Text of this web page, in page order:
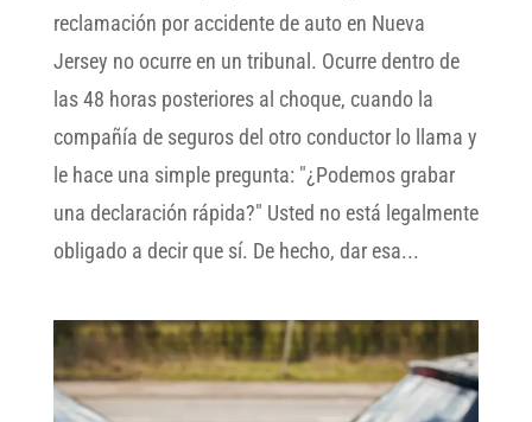
reclamación por accidente de auto en Nueva
Jersey no ocurre en un tribunal. Ocurre dentro de
las 48 horas posteriores al choque, cuando la
compañía de seguros del otro conductor lo llama y
le hace una simple pregunta: "¿Podemos grabar
una declaración rápida?" Usted no está legalmente
obligado a decir que sí. De hecho, dar esa...